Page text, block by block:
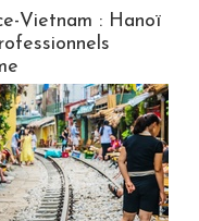
Vietnam : Hanoï